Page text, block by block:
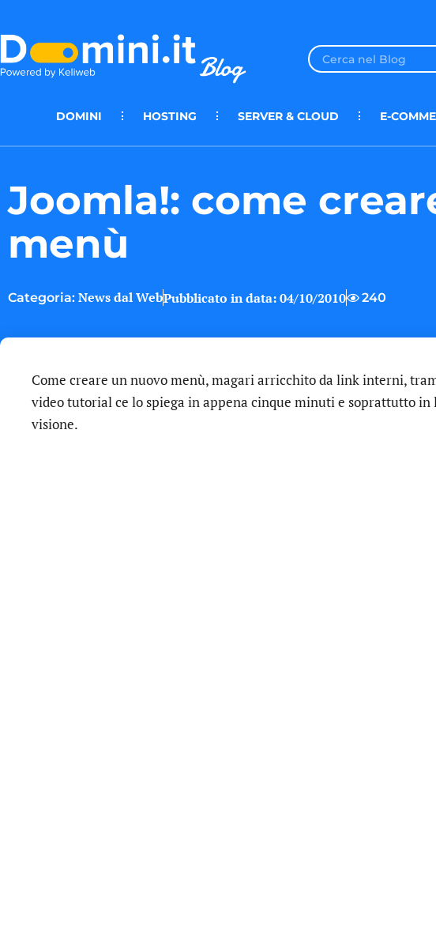
DOMINI HOSTING SERVER & CLOUD E-
Joomla!: come
menù
Categoria: News dal WebPubblicato in data:04/10/2010 240
Come creare un nuovo menù, magari arricchito da link interni,
video tutorial ce lo spiega in appena cinque minuti e soprattutto in
visione.